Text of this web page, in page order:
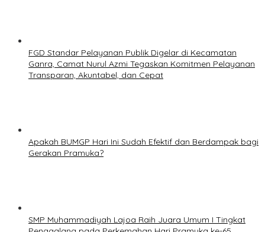
FGD Standar Pelayanan Publik Digelar di Kecamatan
Ganra, Camat Nurul Azmi Tegaskan Komitmen Pelayanan
Transparan, Akuntabel, dan Cepat
Apakah BUMGP Hari Ini Sudah Efektif dan Berdampak bagi
Gerakan Pramuka?
SMP Muhammadiyah Lajoa Raih Juara Umum I Tingkat